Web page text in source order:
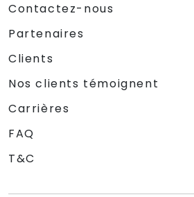
Contactez-nous
Partenaires
Clients
Nos clients témoignent
Carrières
FAQ
T&C